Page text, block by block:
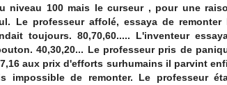
niveau 100 mais le curseur , pour une
Le professeur affolé, essaya de remonter
toujours. 80,70,60..... L'inventeur
40,30,20... Le professeur pris de
aux prix d'efforts surhumains il parvint
de remonter. Le professeur